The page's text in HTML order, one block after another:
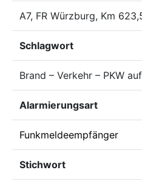
A7, FR Würzburg, Km
Schlagwort
Brand – Verkehr – PKW
Alarmierungsart
Funkmeldeempfänger
Stichwort